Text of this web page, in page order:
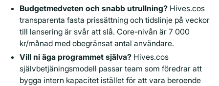
Budgetmedveten och snabb utrullning? Hives.cos
transparenta fasta prissättning och tidslinje på veckor
till lansering är svår att slå. Core-nivån är 7 000
kr/månad med obegränsat antal användare.
Vill ni äga programmet själva? Hives.cos
självbetjäningsmodell passar team som föredrar att
bygga intern kapacitet istället för att vara beroende